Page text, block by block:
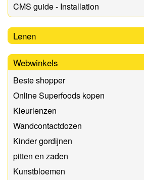
CMS guide - Installation
Lenen
Webwinkels
Beste shopper
Online Superfoods kopen
Kleurlenzen
Wandcontactdozen
Kinder gordijnen
pitten en zaden
Kunstbloemen